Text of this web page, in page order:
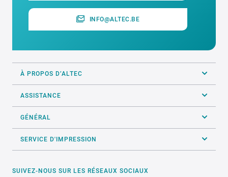
INFO@ALTEC.BE
À PROPOS D’ALTEC
ASSISTANCE
GÉNÉRAL
SERVICE D'IMPRESSION
SUIVEZ-NOUS SUR LES RÉSEAUX SOCIAUX